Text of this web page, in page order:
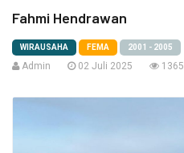
Fahmi Hendrawan
WIRAUSAHA FEMA 2001 - 2005
Admin 02 Juli 2025 1365